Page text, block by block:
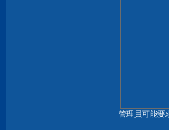
管理員可能要